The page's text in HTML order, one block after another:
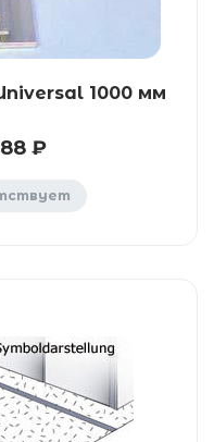
1000 мм
₽